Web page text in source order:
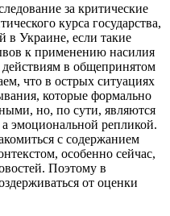
за критические
курса государства,
в Украине, если такие
к применению насилия
в общепринятом
что в острых ситуациях
которые формально
но, по сути, являются
а эмоциональной репликой.
с содержанием
особенно сейчас,
Поэтому в
от оценки